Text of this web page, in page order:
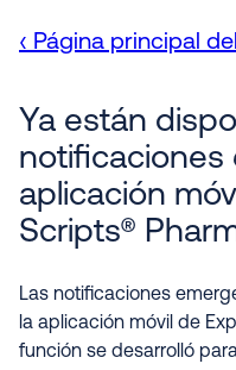
‹ Página principal
Ya están
notificaciones
aplicación
Scripts®
Las notificaciones
la aplicación móvil de
función se desarrolló